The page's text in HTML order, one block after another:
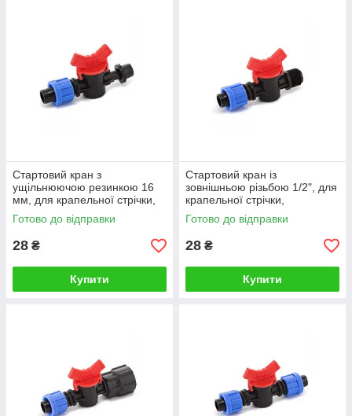
Стартовий кран з
ущільнюючою резинкою 16
мм, для крапельної стрічки,
(фурнітура для монтажу
крапельного поливу)
Готово до відправки
28 ₴
Купити
Стартовий кран із
зовнішньою різьбою 1/2", для
крапельної стрічки,
(фурнітура для монтажу
крапельного поливу)
Готово до відправки
28 ₴
Купити